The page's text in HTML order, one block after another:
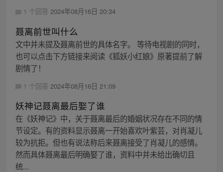
1 个回答 2024年08月16日 20:34
聂离前世叫什么
文中并未提及聂离前世的具体名字。 等待电视剧的同时，
也可以点击下方链接来阅读《狐妖小红娘》原著提前了解
剧情了！
1 个回答 2024年08月16日 21:09
妖神记聂离最后娶了谁
在《妖神记》中，关于聂离最后的婚姻状况存在不同的情
节设定。有的资料显示聂离一开始喜欢叶紫芸，对肖凝儿
较为抗拒。但也有说法称后来聂离接受了肖凝儿的感情。
然而具体聂离最后明确娶了谁，资料中并未给出确切且
统...